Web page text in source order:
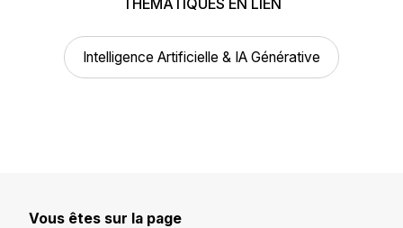
Intelligence Artificielle & IA Générative
Vous êtes sur la page